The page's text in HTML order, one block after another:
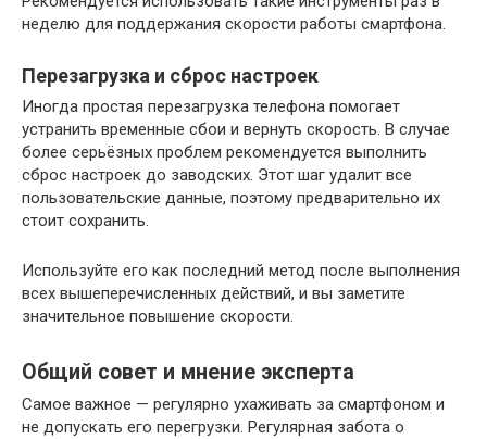
неделю для поддержания скорости работы смартфона.
Перезагрузка и сброс настроек
Иногда простая перезагрузка телефона помогает
устранить временные сбои и вернуть скорость. В случае
более серьёзных проблем рекомендуется выполнить
сброс настроек до заводских. Этот шаг удалит все
пользовательские данные, поэтому предварительно их
стоит сохранить.
Используйте его как последний метод после выполнения
всех вышеперечисленных действий, и вы заметите
значительное повышение скорости.
Общий совет и мнение эксперта
Самое важное — регулярно ухаживать за смартфоном и
не допускать его перегрузки. Регулярная забота о